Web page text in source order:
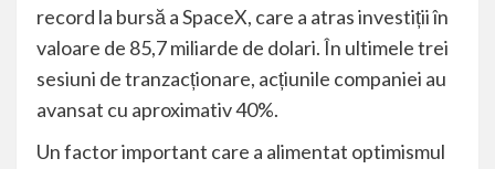
record la bursă a SpaceX, care a atras investiții în
valoare de 85,7 miliarde de dolari. În ultimele trei
sesiuni de tranzacționare, acțiunile companiei au
avansat cu aproximativ 40%.
Un factor important care a alimentat optimismul